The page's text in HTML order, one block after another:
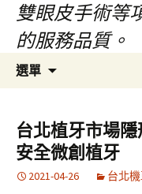
雙眼皮手術等
的服務品質。
選單
台北植牙市場
安全微創植牙
2021-04-26 台北